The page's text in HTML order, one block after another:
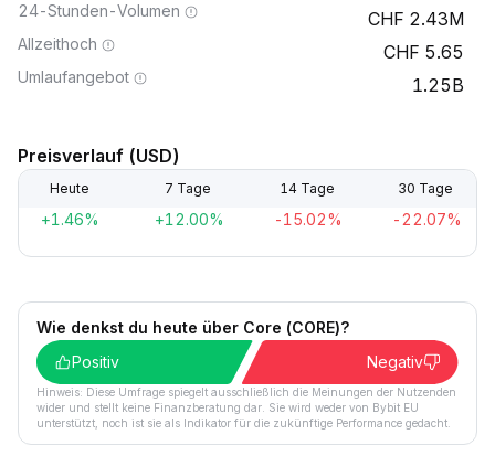
24-Stunden-Volumen 2.43M
Allzeithoch 5.65
Umlaufangebot 1.25B
Preisverlauf (USD)
Heute 7 Tage 14 Tage 30 Tage
+1.46% +12.00% -15.02% -22.07%
Wie denkst du heute über Core (CORE)?
Positiv
Negativ
Hinweis: Diese Umfrage spiegelt ausschließlich die Meinungen der Nutzenden
wider und stellt keine Finanzberatung dar. Sie wird weder von Bybit EU
unterstützt, noch ist sie als Indikator für die zukünftige Performance gedacht.